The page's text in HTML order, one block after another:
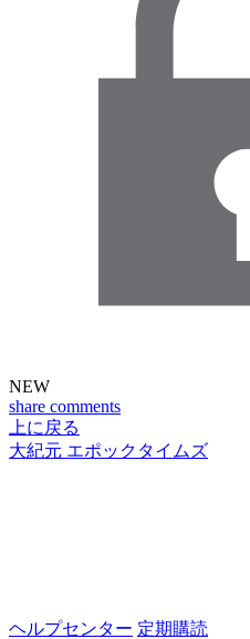
NEW
share comments
上に戻る
大紀元 エポックタイムズ
ヘルプセンター 定期購読